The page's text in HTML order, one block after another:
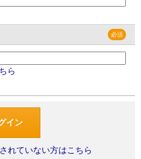
ら
れていない方はこちら